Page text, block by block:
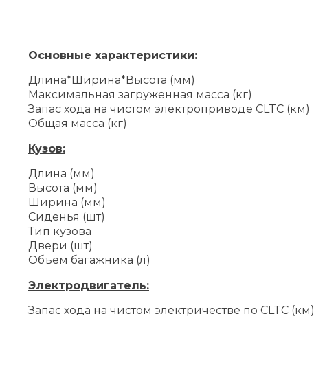
Основные характеристики:
Длина*Ширина*Высота (мм)
Максимальная загруженная масса (кг)
Запас хода на чистом электроприводе CLTC (км)
Общая масса (кг)
Кузов:
Длина (мм)
Высота (мм)
Ширина (мм)
Сиденья (шт)
Тип кузова
Двери (шт)
Объем багажника (л)
Электродвигатель:
Запас хода на чистом электричестве по CLTC (км)